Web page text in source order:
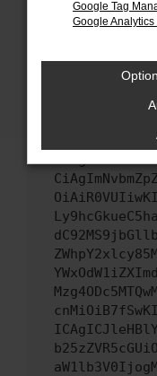
Wende dich
hast,
versuchen,
uns diesen
Fehlersuche
Google Tag
Google Analytics